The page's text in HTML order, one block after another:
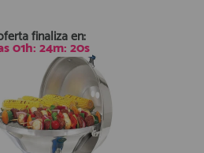
finaliza en:
01h:24m:19s